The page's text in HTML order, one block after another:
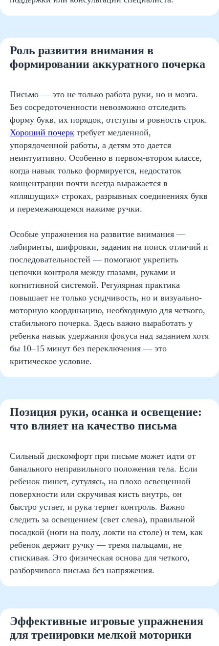
Роль развития внимания в
формировании аккуратного почерка
Письмо — это не только работа руки, но и мозга.
Без сосредоточенности невозможно отследить
форму букв, их порядок, отступы и ровность строк.
Хороший почерк требует медленной,
упорядоченной работы, а детям это дается
неинтуитивно. Особенно в первом-втором классе,
когда навык только формируется, недостаток
концентрации почти всегда выражается в
«пляшущих» строках, разрывных соединениях букв
и перемежающемся нажиме ручки.
Особые упражнения на развитие внимания —
лабиринты, шифровки, задания на поиск отличий и
последовательностей — помогают укрепить
цепочки контроля между глазами, руками и
когнитивной системой. Регулярная практика
повышает не только усидчивость, но и визуально-
моторную координацию, необходимую для четкого,
стабильного почерка. Здесь важно выработать у
ребенка навык удержания фокуса над заданием хотя
бы 10–15 минут без переключения — это
критическое условие.
Позиция руки, осанка и освещение:
что влияет на качество письма
Сильный дискомфорт при письме может идти от
банального неправильного положения тела. Если
ребенок пишет, сутулясь, на плохо освещенной
поверхности или скручивая кисть внутрь, он
быстро устает, и рука теряет контроль. Важно
следить за освещением (свет слева), правильной
посадкой (ноги на полу, локти на столе) и тем, как
ребенок держит ручку — тремя пальцами, не
стискивая. Это физическая основа для четкого,
разборчивого письма без напряжения.
Эффективные игровые упражнения
для тренировки мелкой моторики
Штриховка и цветные узоры
Тренировка написания слов по
образцу
Письменные диктанты 1 раз в
Письмо под ритм метронома
Ежедневное ведение мини-
Домашние занятия по
улучшению почерка: план
занятий для родителей